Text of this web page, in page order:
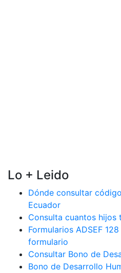
Lo + Leido
Dónde consultar
Ecuador
Consulta cuantos hijos
Formularios ADSEF
formulario
Consultar Bono de
Bono de Desarrollo